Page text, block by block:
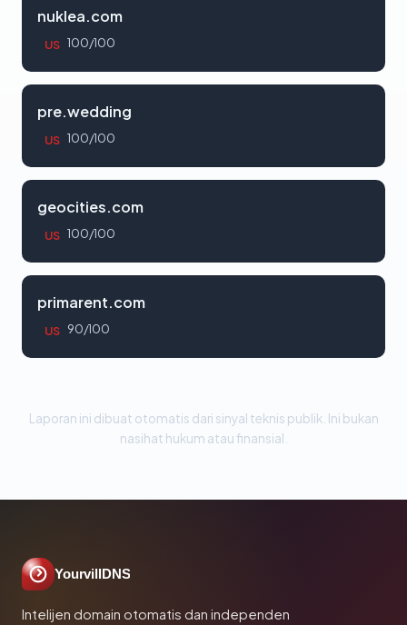
nuklea.com
US 100/100
pre.wedding
US 100/100
geocities.com
US 100/100
primarent.com
US 90/100
Laporan ini dibuat otomatis dari sinyal teknis publik. Ini bukan
nasihat hukum atau finansial.
YourvillDNS
Intelijen domain otomatis dan independen